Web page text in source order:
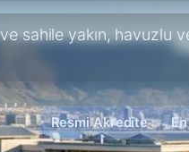
sahile yakın, havuzlu
Resmi Akredite